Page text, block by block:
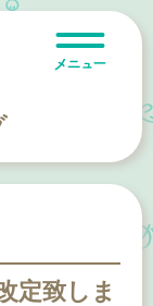
定致しま